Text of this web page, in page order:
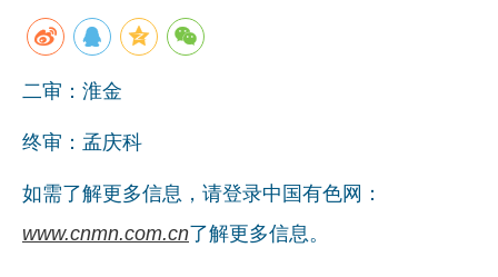
二审：淮金
终审：孟庆科
如需了解更多信息，请登录中国有色网：
www.cnmn.com.cn了解更多信息。